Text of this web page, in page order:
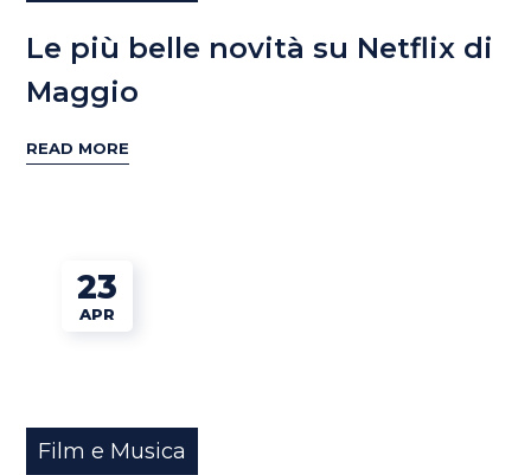
Le più belle novità su Netflix di
Maggio
READ MORE
23
APR
Film e Musica